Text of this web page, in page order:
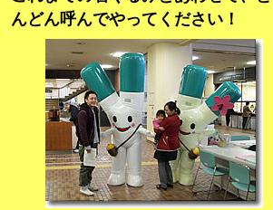
んどん呼んでやってください！